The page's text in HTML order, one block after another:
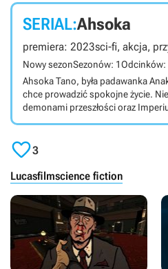
westernu.
SERIAL:Ahsoka
premiera: 2023sci-fi, akcja,
Nowy sezonSezonów: 1Odcinków:
Ahsoka Tano, była padawanka
chce prowadzić spokojne życie.
demonami przeszłości oraz
Mandalorianinie.
3
Lucasfilmscience fiction